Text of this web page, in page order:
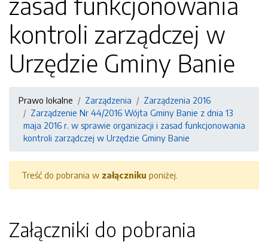
kontroli zarządczej w
Urzędzie Gminy Banie
Prawo lokalne Zarządzenia
Zarządzenia 2016
Zarządzenie Nr 44/2016 Wójta Gminy Banie z dnia 13
maja 2016 r. w sprawie organizacji i zasad funkcjonowania
kontroli zarządczej w Urzędzie Gminy Banie
Treść do pobrania w załączniku poniżej.
Załączniki do pobrania